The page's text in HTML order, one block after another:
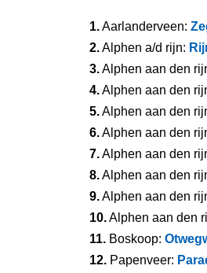
1.Aarlanderveen:
2.Alphen a/d rijn:
3.Alphen aan den
4.Alphen aan den
5.Alphen aan den
6.Alphen aan den
7.Alphen aan den
8.Alphen aan den
9.Alphen aan den
10.Alphen aan den
11. Boskoop:
12. Papenveer: